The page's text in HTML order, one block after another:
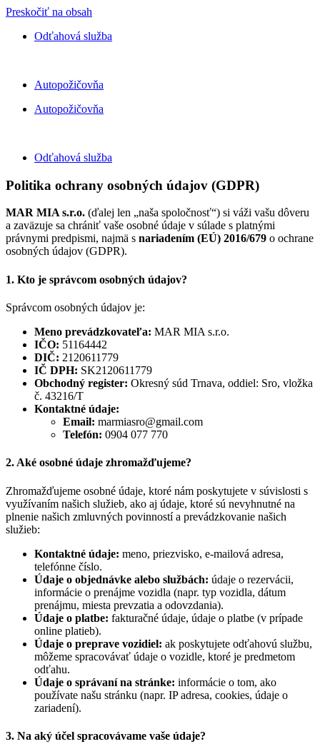
Preskočiť na obsah
Odťahová služba
Autopožičovňa
Autopožičovňa
Odťahová služba
Politika ochrany osobných údajov (GDPR)
MAR MIA s.r.o. (ďalej len „naša spoločnosť“) si váži vašu dôveru
a zaväzuje sa chrániť vaše osobné údaje v súlade s platnými
právnymi predpismi, najmä s nariadením (EÚ) 2016/679 o ochrane
osobných údajov (GDPR).
1. Kto je správcom osobných údajov?
Správcom osobných údajov je:
Meno prevádzkovateľa: MAR MIA s.r.o.
IČO: 51164442
DIČ: 2120611779
IČ DPH: SK2120611779
Obchodný register: Okresný súd Trnava, oddiel: Sro, vložka
č. 43216/T
Kontaktné údaje:
Email: marmiasro@gmail.com
Telefón: 0904 077 770
2. Aké osobné údaje zhromažďujeme?
Zhromažďujeme osobné údaje, ktoré nám poskytujete v súvislosti s
využívaním našich služieb, ako aj údaje, ktoré sú nevyhnutné na
plnenie našich zmluvných povinností a prevádzkovanie našich
služieb:
Kontaktné údaje: meno, priezvisko, e-mailová adresa,
telefónne číslo.
Údaje o objednávke alebo službách: údaje o rezervácii,
informácie o prenájme vozidla (napr. typ vozidla, dátum
prenájmu, miesta prevzatia a odovzdania).
Údaje o platbe: fakturačné údaje, údaje o platbe (v prípade
online platieb).
Údaje o preprave vozidiel: ak poskytujete odťahovú službu,
môžeme spracovávať údaje o vozidle, ktoré je predmetom
odťahu.
Údaje o správaní na stránke: informácie o tom, ako
používate našu stránku (napr. IP adresa, cookies, údaje o
zariadení).
3. Na aký účel spracovávame vaše údaje?